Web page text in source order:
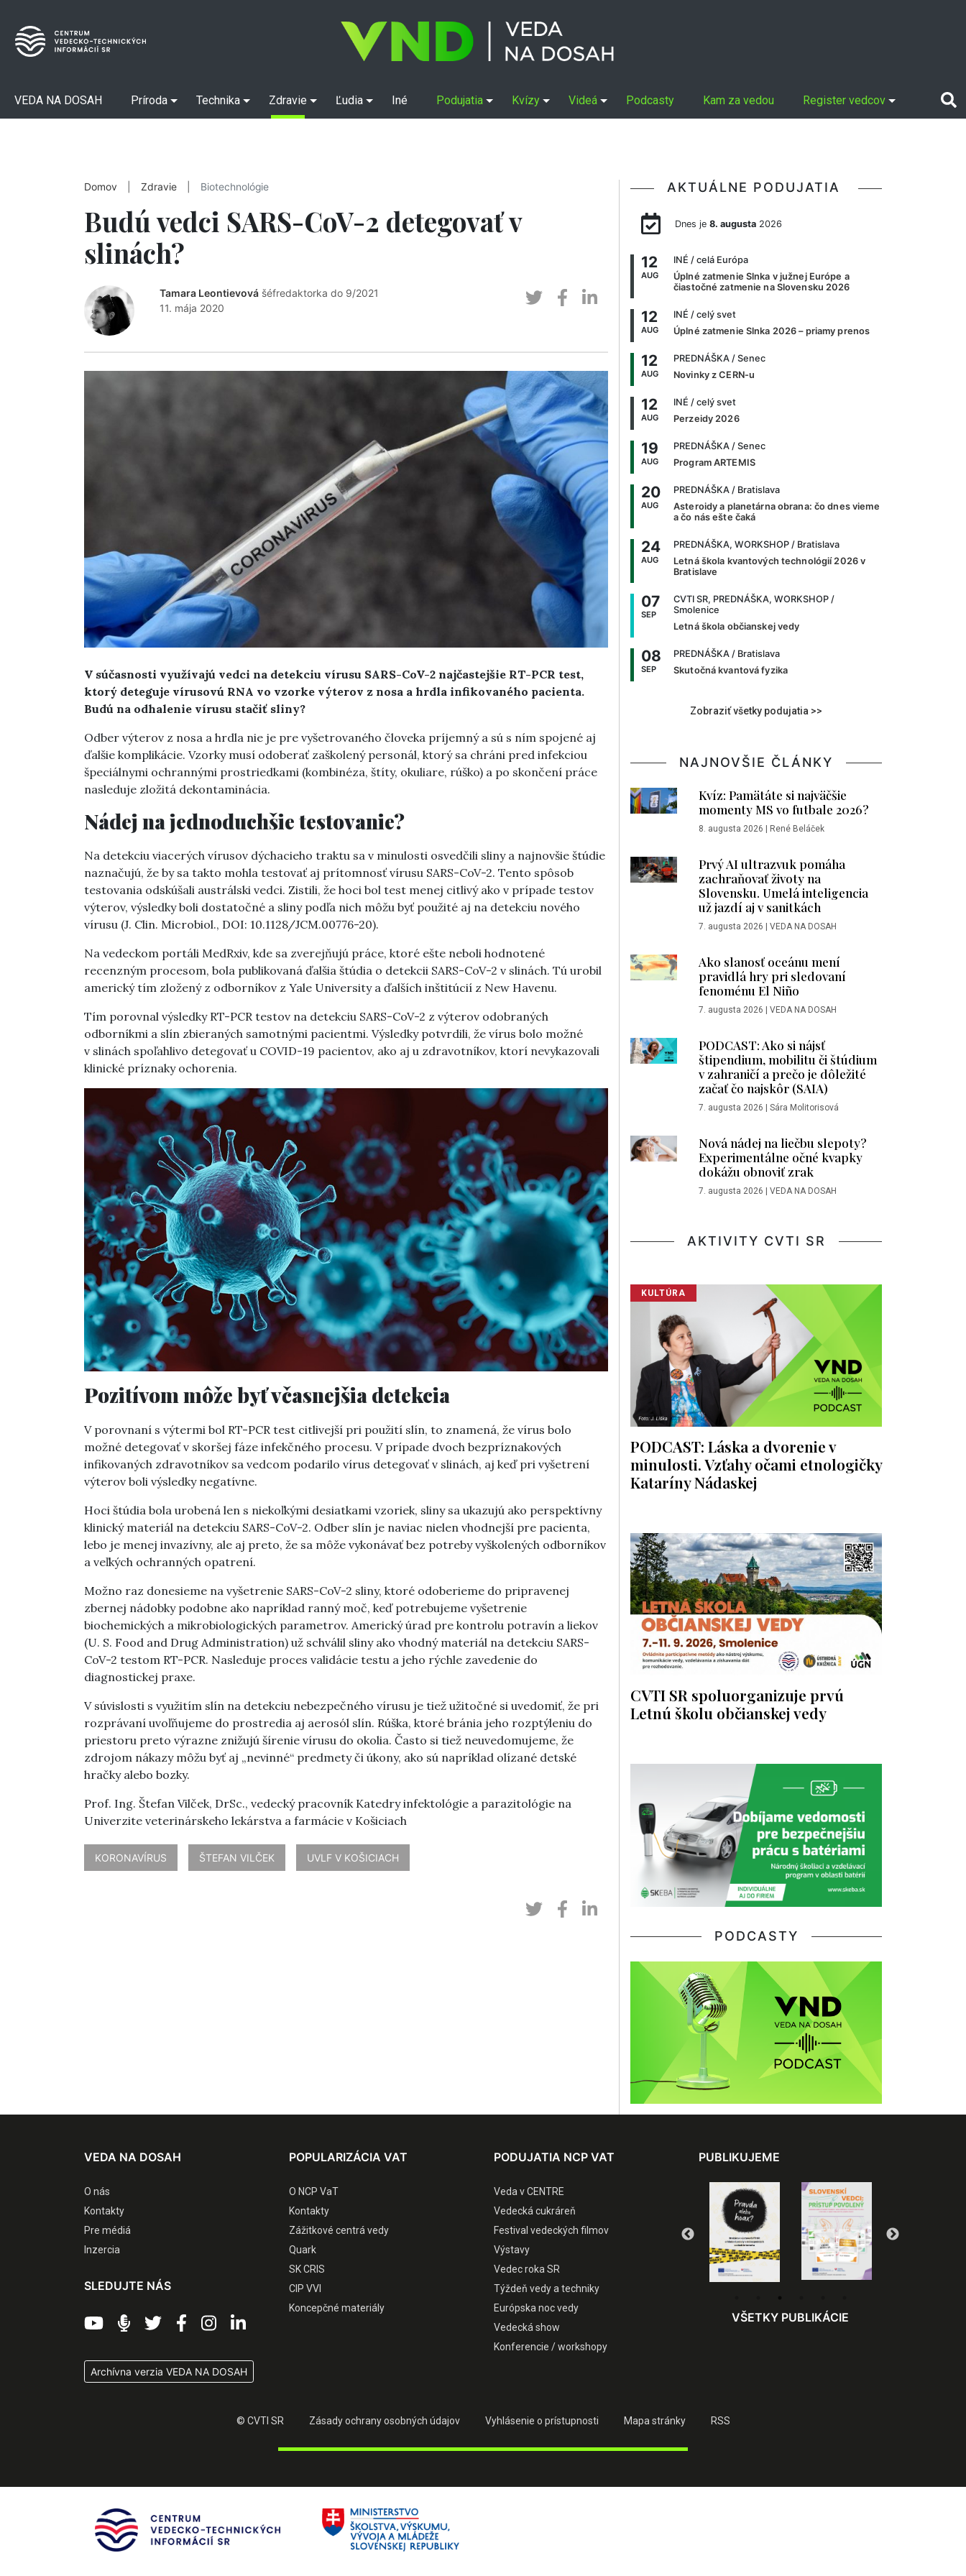
VEDA NA DOSAH Príroda Technika Zdravie Ľudia Iné Podujatia Kvízy Videá Podcasty Kam za vedou Register vedcov
Domov Zdravie Biotechnológie
Budú vedci SARS-CoV-2 detegovať v
slinách?
Tamara Leontievová šéfredaktorka do 9/2021
11. mája 2020
V súčasnosti využívajú vedci na detekciu vírusu SARS-CoV-2 najčastejšie RT-PCR test,
ktorý deteguje vírusovú RNA vo vzorke výterov z nosa a hrdla infikovaného pacienta.
Budú na odhalenie vírusu stačiť sliny?
Odber výterov z nosa a hrdla nie je pre vyšetrovaného človeka príjemný a sú s ním spojené aj
ďalšie komplikácie. Vzorky musí odoberať zaškolený personál, ktorý sa chráni pred infekciou
špeciálnymi ochrannými prostriedkami (kombinéza, štíty, okuliare, rúško) a po skončení práce
nasleduje zložitá dekontaminácia.
Nádej na jednoduchšie testovanie?
Na detekciu viacerých vírusov dýchacieho traktu sa v minulosti osvedčili sliny a najnovšie štúdie
naznačujú, že by sa takto mohla testovať aj prítomnosť vírusu SARS-CoV-2. Tento spôsob
testovania odskúšali austrálski vedci. Zistili, že hoci bol test menej citlivý ako v prípade testov
výterov, výsledky boli dostatočné a sliny podľa nich môžu byť použité aj na detekciu nového
vírusu (J. Clin. Microbiol., DOI: 10.1128/JCM.00776-20).
Na vedeckom portáli MedRxiv, kde sa zverejňujú práce, ktoré ešte neboli hodnotené
recenzným procesom, bola publikovaná ďalšia štúdia o detekcii SARS-CoV-2 v slinách. Tú urobil
americký tím zložený z odborníkov z Yale University a ďalších inštitúcií z New Havenu.
Tím porovnal výsledky RT-PCR testov na detekciu SARS-CoV-2 z výterov odobraných
odborníkmi a slín zbieraných samotnými pacientmi. Výsledky potvrdili, že vírus bolo možné
v slinách spoľahlivo detegovať u COVID-19 pacientov, ako aj u zdravotníkov, ktorí nevykazovali
klinické príznaky ochorenia.
Pozitívom môže byť včasnejšia detekcia
V porovnaní s výtermi bol RT-PCR test citlivejší pri použití slín, to znamená, že vírus bolo
možné detegovať v skoršej fáze infekčného procesu. V prípade dvoch bezpríznakových
infikovaných zdravotníkov sa vedcom podarilo vírus detegovať v slinách, aj keď pri vyšetrení
výterov boli výsledky negatívne.
Hoci štúdia bola urobená len s niekoľkými desiatkami vzoriek, sliny sa ukazujú ako perspektívny
klinický materiál na detekciu SARS-CoV-2. Odber slín je naviac nielen vhodnejší pre pacienta,
lebo je menej invazívny, ale aj preto, že sa môže vykonávať bez potreby vyškolených odborníkov
a veľkých ochranných opatrení.
Možno raz donesieme na vyšetrenie SARS-CoV-2 sliny, ktoré odoberieme do pripravenej
zbernej nádobky podobne ako napríklad ranný moč, keď potrebujeme vyšetrenie
biochemických a mikrobiologických parametrov. Americký úrad pre kontrolu potravín a liekov
(U. S. Food and Drug Administration) už schválil sliny ako vhodný materiál na detekciu SARS-
CoV-2 testom RT-PCR. Nasleduje proces validácie testu a jeho rýchle zavedenie do
diagnostickej praxe.
V súvislosti s využitím slín na detekciu nebezpečného vírusu je tiež užitočné si uvedomiť, že pri
rozprávaní uvoľňujeme do prostredia aj aerosól slín. Rúška, ktoré bránia jeho rozptýleniu do
priestoru preto výrazne znižujú šírenie vírusu do okolia. Často si tiež neuvedomujeme, že
zdrojom nákazy môžu byť aj „nevinné“ predmety či úkony, ako sú napríklad olízané detské
hračky alebo bozky.
Prof. Ing. Štefan Vilček, DrSc., vedecký pracovník Katedry infektológie a parazitológie na
Univerzite veterinárskeho lekárstva a farmácie v Košiciach
KORONAVÍRUS ŠTEFAN VILČEK UVLF V KOŠICIACH
AKTUÁLNE PODUJATIA
Dnes je 8. augusta2026
12
AUG
INÉ / celá Európa
Úplné zatmenie Slnka v južnej Európe a
čiastočné zatmenie na Slovensku 2026
12
AUG
INÉ / celý svet
Úplné zatmenie Slnka 2026 – priamy prenos
12
AUG
PREDNÁŠKA / Senec
Novinky z CERN-u
12
AUG
INÉ / celý svet
Perzeidy 2026
19
AUG
PREDNÁŠKA / Senec
Program ARTEMIS
20
AUG
PREDNÁŠKA / Bratislava
Asteroidy a planetárna obrana: čo dnes vieme
a čo nás ešte čaká
24
AUG
PREDNÁŠKA, WORKSHOP / Bratislava
Letná škola kvantových technológií 2026 v
Bratislave
07
SEP
CVTI SR, PREDNÁŠKA, WORKSHOP /
Smolenice
Letná škola občianskej vedy
08
SEP
PREDNÁŠKA / Bratislava
Skutočná kvantová fyzika
Zobraziť všetky podujatia >>
NAJNOVŠIE ČLÁNKY
Kvíz: Pamätáte si najväčšie
momenty MS vo futbale 2026?
8. augusta 2026 | René Beláček
Prvý AI ultrazvuk pomáha
zachraňovať životy na
Slovensku. Umelá inteligencia
už jazdí aj v sanitkách
7. augusta 2026 | VEDA NA DOSAH
Ako slanosť oceánu mení
pravidlá hry pri sledovaní
fenoménu El Niño
7. augusta 2026 | VEDA NA DOSAH
PODCAST: Ako si nájsť
štipendium, mobilitu či štúdium
v zahraničí a prečo je dôležité
začať čo najskôr (SAIA)
7. augusta 2026 | Sára Molitorisová
Nová nádej na liečbu slepoty?
Experimentálne očné kvapky
dokážu obnoviť zrak
7. augusta 2026 | VEDA NA DOSAH
AKTIVITY CVTI SR
KULTÚRA
PODCAST: Láska a dvorenie v
minulosti. Vzťahy očami etnologičky
Kataríny Nádaskej
CVTI SR spoluorganizuje prvú
Letnú školu občianskej vedy
PODCASTY
VEDA NA DOSAH
O nás
Kontakty
Pre médiá
Inzercia
SLEDUJTE NÁS
Archívna verzia VEDA NA DOSAH
POPULARIZÁCIA VAT
O NCP VaT
Kontakty
Zážitkové centrá vedy
Quark
SK CRIS
CIP VVI
Koncepčné materiály
PODUJATIA NCP VAT
Veda v CENTRE
Vedecká cukráreň
Festival vedeckých filmov
Výstavy
Vedec roka SR
Týždeň vedy a techniky
Európska noc vedy
Vedecká show
Konferencie / workshopy
PUBLIKUJEME
VŠETKY PUBLIKÁCIE
© CVTI SR Zásady ochrany osobných údajov Vyhlásenie o prístupnosti Mapa stránky RSS